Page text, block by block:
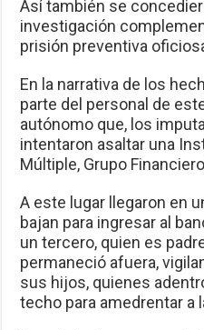
Así también se
investigación
prisión preventiva
En la narrativa de los
parte del personal de
autónomo que, los
intentaron asaltar una
Múltiple, Grupo
A este lugar llegaron en
bajan para ingresar al
un tercero, quien es
permaneció afuera,
sus hijos, quienes
techo para amedrentar a